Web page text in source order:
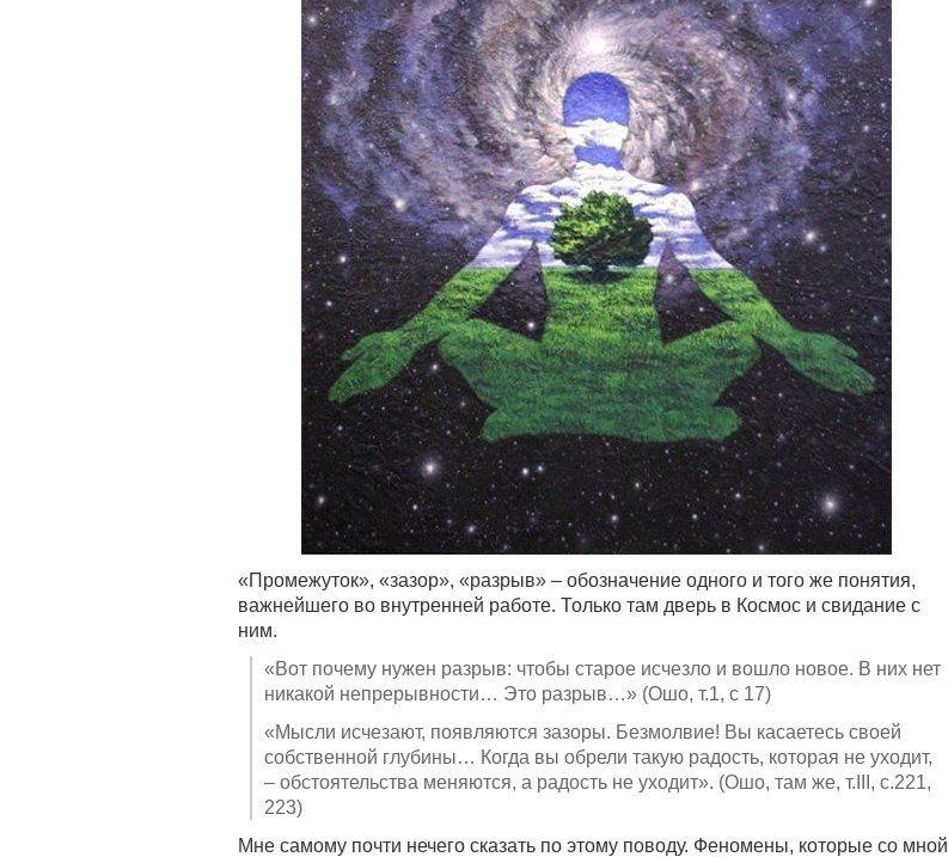
«Промежуток», «зазор», «разрыв» – обозначение одного и того же понятия,
важнейшего во внутренней работе. Только там дверь в Космос и свидание с
ним.
«Вот почему нужен разрыв: чтобы старое исчезло и вошло новое. В них нет
никакой непрерывности… Это разрыв…» (Ошо, т.1, с 17)
«Мысли исчезают, появляются зазоры. Безмолвие! Вы касаетесь своей
собственной глубины… Когда вы обрели такую радость, которая не уходит,
– обстоятельства меняются, а радость не уходит». (Ошо, там же, т.III, с.221,
223)
Мне самому почти нечего сказать по этому поводу. Феномены, которые со мной